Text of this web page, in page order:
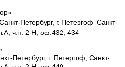
Петербург, г. Петергоф, Санкт-
ч.п. 2-Н, оф.432, 434
Петербург, г. Петергоф, Санкт-